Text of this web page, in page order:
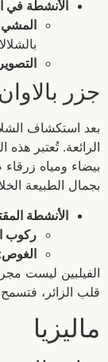
الأنشطة في
التصوير
جزر بالاوان
بعد استكشاف
الرائعة. تُعتبر
بيضاء ومياه
بجمال الطبيعة
الأنشطة
ركوب
الغوص
الفيلبين ليست
قلب الزائر،
ماليزيا